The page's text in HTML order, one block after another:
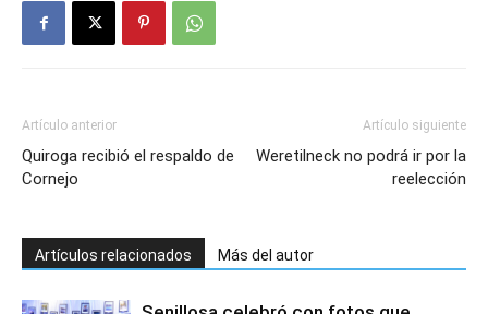
Artículo anterior
Quiroga recibió el respaldo de
Cornejo
Artículo siguiente
Weretilneck no podrá ir por la
reelección
Artículos relacionados Más del autor